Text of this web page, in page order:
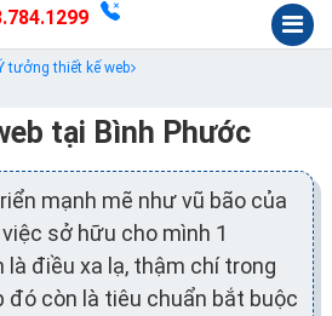
tưởng thiết kế web
tại Bình Phước
mạnh mẽ như vũ bão của
sở hữu cho mình 1
điều xa lạ, thậm chí trong
còn là tiêu chuẩn bắt buộc